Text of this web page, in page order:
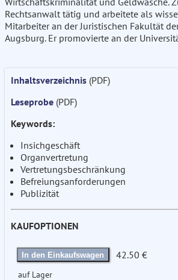
Rechtsanwalt tätig und arbeitete als
Mitarbeiter an der Juristischen Fakultät
Augsburg. Er promovierte an der
Inhaltsverzeichnis (PDF)
Leseprobe (PDF)
Keywords:
Insichgeschäft
Organvertretung
Vertretungsbeschränkung
Befreiungsanforderungen
Publizität
KAUFOPTIONEN
In den Einkaufswagen 42.50 €
auf Lager